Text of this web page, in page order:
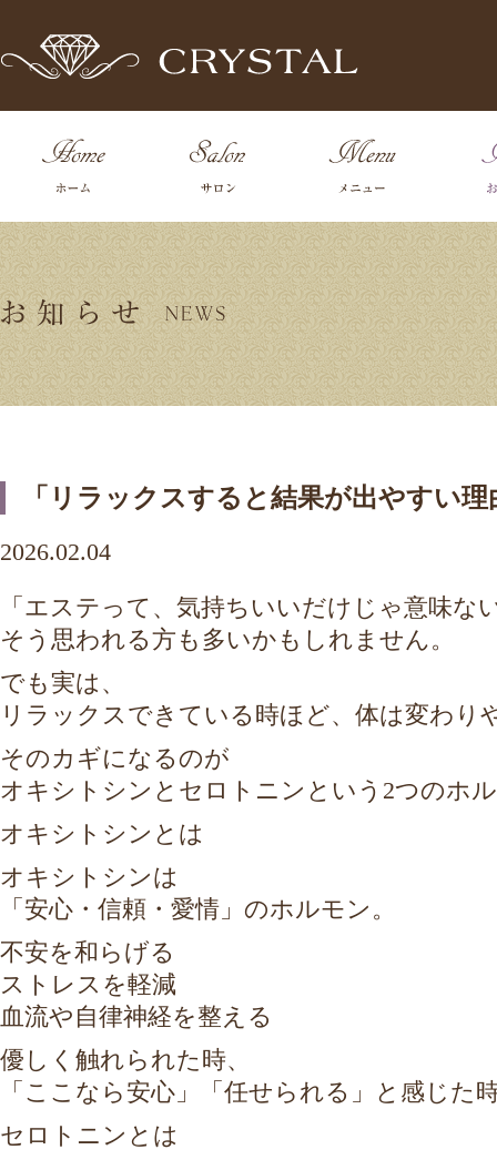
「リラックスすると結果が出やすい理
2026.02.04
「エステって、気持ちいいだけじゃ意味な
そう思われる方も多いかもしれません。
でも実は、
リラックスできている時ほど、体は変わり
そのカギになるのが
オキシトシンとセロトニンという2つのホ
オキシトシンとは
オキシトシンは
「安心・信頼・愛情」のホルモン。
不安を和らげる
ストレスを軽減
血流や自律神経を整える
優しく触れられた時、
「ここなら安心」「任せられる」と感じた
セロトニンとは